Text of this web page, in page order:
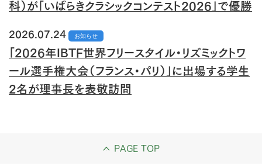
科）が「いばらきクラシックコンテスト2026」で優勝
2026.07.24 お知らせ
「2026年IBTF世界フリースタイル・リズミックトワ
ール選手権大会（フランス・パリ）」に出場する学生
2名が理事長を表敬訪問
PAGE TOP